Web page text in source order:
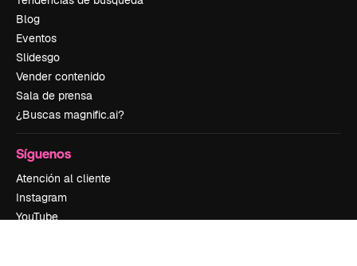
Blog
Eventos
Slidesgo
Vender contenido
Sala de prensa
¿Buscas magnific.ai?
Síguenos
Atención al cliente
Instagram
YouTube